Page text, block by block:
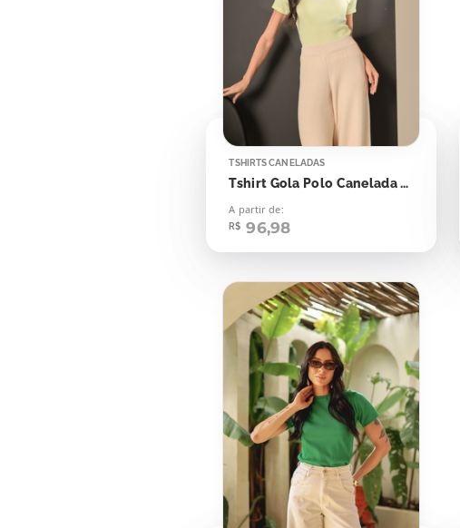
TSHIRTS CANELADAS
Tshirt Gola Polo Canelada Flash Yellow
A partir de:
R$ 96,98